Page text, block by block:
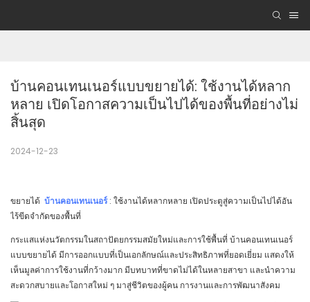
บ้านคอนเทนเนอร์แบบขยายได้: ใช้งานได้หลาก
หลาย เปิดโอกาสความเป็นไปได้ของพื้นที่อย่างไม่
สิ้นสุด
2024-12-23
ขยายได้ บ้านคอนเทนเนอร์ : ใช้งานได้หลากหลาย เปิดประตูสู่ความเป็นไปได้อัน
ไร้ขีดจำกัดของพื้นที่
กระแสแห่งนวัตกรรมในสถาปัตยกรรมสมัยใหม่และการใช้พื้นที่ บ้านคอนเทนเนอร์
แบบขยายได้ มีการออกแบบที่เป็นเอกลักษณ์และประสิทธิภาพที่ยอดเยี่ยม แสดงให้
เห็นมูลค่าการใช้งานที่กว้างมาก มีบทบาทที่ขาดไม่ได้ในหลายสาขา และนำความ
สะดวกสบายและโอกาสใหม่ ๆ มาสู่ชีวิตของผู้คน การงานและการพัฒนาสังคม